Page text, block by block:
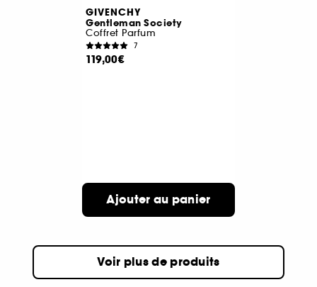
GIVENCHY
Gentleman Society
Coffret Parfum
7
119,00€
Ajouter au panier
Voir plus de produits